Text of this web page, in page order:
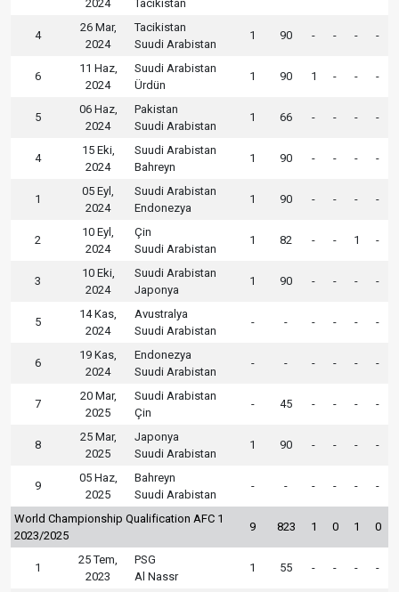
2024
Tacikistan
4
26 Mar,
2024
Tacikistan
Suudi Arabistan
1 90 - - - -
6
11 Haz,
2024
Suudi Arabistan
Ürdün
1 90 1 - - -
5
06 Haz,
2024
Pakistan
Suudi Arabistan
1 66 - - - -
4
15 Eki,
2024
Suudi Arabistan
Bahreyn
1 90 - - - -
1
05 Eyl,
2024
Suudi Arabistan
Endonezya
1 90 - - - -
2
10 Eyl,
2024
Çin
Suudi Arabistan
1 82 - - 1 -
3
10 Eki,
2024
Suudi Arabistan
Japonya
1 90 - - - -
5
14 Kas,
2024
Avustralya
Suudi Arabistan
- - - - - -
6
19 Kas,
2024
Endonezya
Suudi Arabistan
- - - - - -
7
20 Mar,
2025
Suudi Arabistan
Çin
- 45 - - - -
8
25 Mar,
2025
Japonya
Suudi Arabistan
1 90 - - - -
9
05 Haz,
2025
Bahreyn
Suudi Arabistan
- - - - - -
World Championship Qualification AFC 1
2023/2025
9 823 1 0 1 0
1
25 Tem,
2023
PSG
Al Nassr
1 55 - - - -